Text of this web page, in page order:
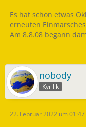
Es hat schon etwas
erneuten
Am 8.8.08 begann
nobody
Kyrilik
22. Februar 2022 um 01:47